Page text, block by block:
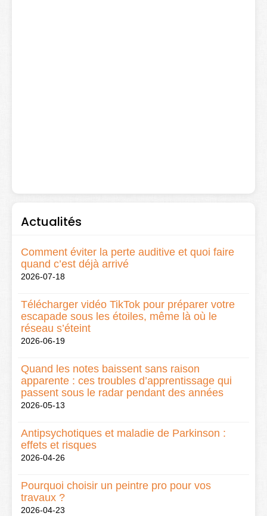
Actualités
Comment éviter la perte auditive et quoi faire
quand c’est déjà arrivé
2026-07-18
Télécharger vidéo TikTok pour préparer votre
escapade sous les étoiles, même là où le
réseau s’éteint
2026-06-19
Quand les notes baissent sans raison
apparente : ces troubles d’apprentissage qui
passent sous le radar pendant des années
2026-05-13
Antipsychotiques et maladie de Parkinson :
effets et risques
2026-04-26
Pourquoi choisir un peintre pro pour vos
travaux ?
2026-04-23